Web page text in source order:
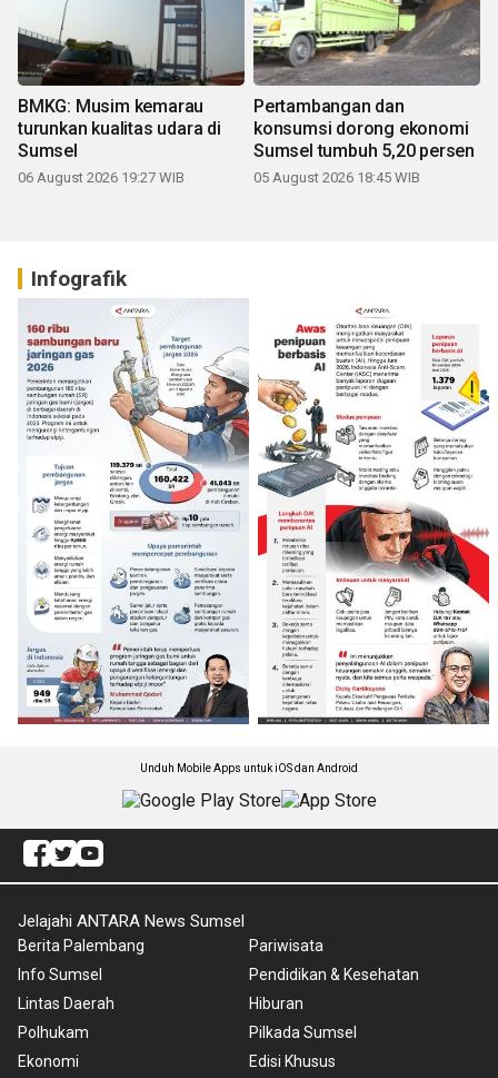
BMKG: Musim kemarau
turunkan kualitas udara di
Sumsel
06 August 2026 19:27 WIB
Pertambangan dan
konsumsi dorong ekonomi
Sumsel tumbuh 5,20 persen
05 August 2026 18:45 WIB
Infografik
Unduh Mobile Apps untuk iOS dan Android
Jelajahi ANTARA News Sumsel
Berita Palembang
Info Sumsel
Lintas Daerah
Polhukam
Ekonomi
Pariwisata
Pendidikan & Kesehatan
Hiburan
Pilkada Sumsel
Edisi Khusus